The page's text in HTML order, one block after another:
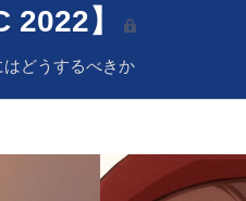
】
どうするべきか